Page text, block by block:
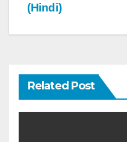
(Hindi)
Related Post